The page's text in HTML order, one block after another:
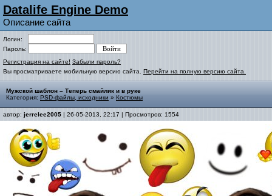
Datalife Engine Demo
Описание сайта
Логин:
Пароль:
Регистрация на сайте! Забыли пароль?
Вы просматриваете мобильную версию сайта. Перейти на полную версию сайта.
Мужской шаблон – Теперь смайлик и в руке
Категория: PSD-файлы, исходники » Костюмы
автор: jerrelee2005 | 26-05-2013, 22:17 | Просмотров: 1554